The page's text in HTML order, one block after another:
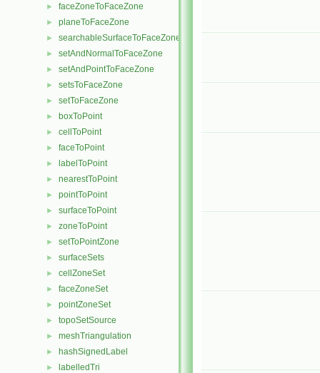
► faceZoneToFaceZone
► planeToFaceZone
► searchableSurfaceToFaceZone
► setAndNormalToFaceZone
► setAndPointToFaceZone
► setsToFaceZone
► setToFaceZone
► boxToPoint
► cellToPoint
► faceToPoint
► labelToPoint
► nearestToPoint
► pointToPoint
► surfaceToPoint
► zoneToPoint
► setToPointZone
► surfaceSets
► cellZoneSet
► faceZoneSet
► pointZoneSet
► topoSetSource
► meshTriangulation
► hashSignedLabel
► labelledTri